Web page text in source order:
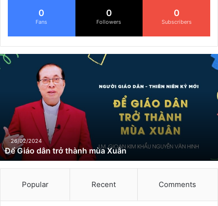
0
Fans
0
Followers
0
Subscribers
Đ
ể
â
n
t
r
ở
à
26/02/2024
Để Giáo dân trở thành mùa Xuân
Popular Recent Comments